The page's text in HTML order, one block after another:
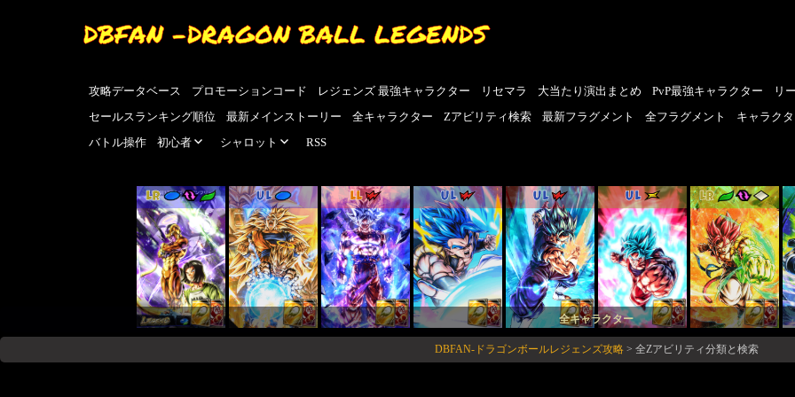
DBFAN -DRAGON BALL LEGENDS
攻略データベース プロモーションコード レジェンズ 最強キャラクター リセマラ 大当たり演出まとめ PvP最強キャラクター
リ
セールスランキング順位
最新メインストーリー 全キャラクター Zアビリティ検索 最新フラグメント 全フラグメント
キャラク
バトル操作
初心者 シャロット RSS
LR UL LL UL UL UL LR
全キャラクター
DBFAN-ドラゴンボールレジェンズ攻略> 全Zアビリティ分類と検索